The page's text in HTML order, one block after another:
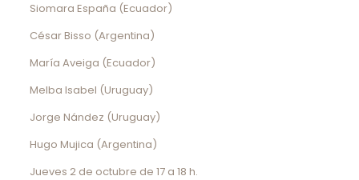
Siomara España (Ecuador)
César Bisso (Argentina)
María Aveiga (Ecuador)
Melba Isabel (Uruguay)
Jorge Nández (Uruguay)
Hugo Mujica (Argentina)
Jueves 2 de octubre de 17 a 18 h.